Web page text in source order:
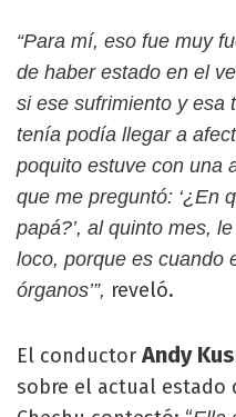
“Para mí, eso fue muy
de haber estado en el
si ese sufrimiento y esa
tenía podía llegar a
poquito estuve con una
que me preguntó: ‘¿En
papá?’, al quinto mes,
loco, porque es cuando
órganos’”, reveló.
El conductorAndy
sobre el actual estado